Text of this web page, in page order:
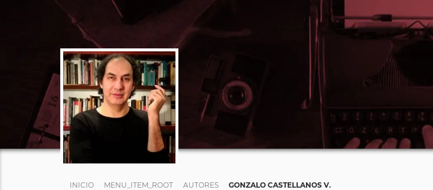
INICIO MENU_ITEM_ROOT AUTORES GONZALO CASTELLANOS V.